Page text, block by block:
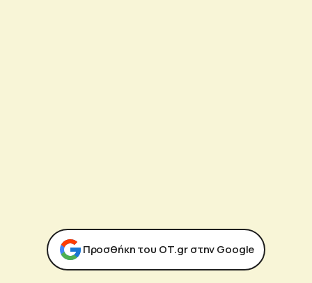
Προσθήκη του ΟΤ.gr στην Google